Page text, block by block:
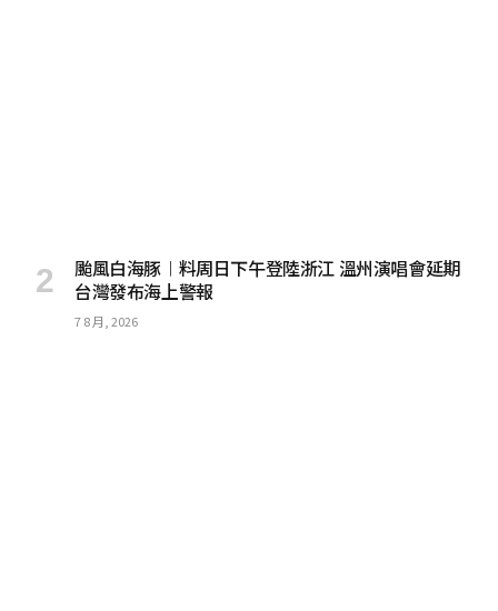
颱風白海豚︱料周日下午登陸浙江 溫州演唱會延期
台灣發布海上警報
7 8 月, 2026